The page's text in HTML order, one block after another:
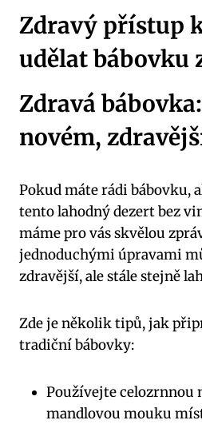
Zdravý přístup
udělat bábovku
Zdravá
novém,
Pokud máte rádi bábovku,
tento lahodný dezert bez
máme pro vás skvělou
jednoduchými úpravami
zdravější, ale stále stejně
Zde je několik tipů, jak
tradiční bábovky:
Používejte celozrnnou
mandlovou mouku